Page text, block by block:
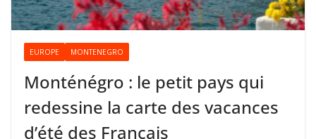
EUROPE MONTENEGRO
Monténégro : le petit pays qui
redessine la carte des vacances
d’été des Français